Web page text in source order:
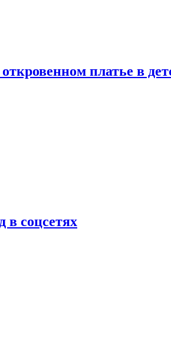
платье в
соцсетях